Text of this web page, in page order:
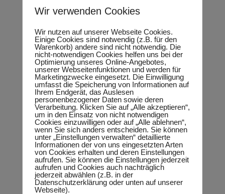
Halle die Interessen des Handwerks vertritt, ist verwundert
über die Äußerungen des wirtschaftspolitischen Sprechers
Widerspruch zwischen langfristiger Wirtschaftsförderung und
Aufträgen für das Handwerk hergestellt. „Ein
wirtschaftspolitischer Sprecher sollte wissen, dass auch
Gebäudesanierungen Investitionen sind und gerade
Bauinvestitionen langfristig positive Auswirkungen z.B. auf
Beschäftigung haben. Das Handwerk hat auch in der Krise
dem Standort Sachsen-Anhalt die Treue gehalten. Es kann
nicht sein, dass es jetzt bewusst von der
Investitionsförderung ausgeschlossen wird“, so Keindorf
abschließend.
Neueste Beiträge
Sondervermögen für die Europachaussee richtige
Entscheidung! 30.04.2026
Halle: Erhöhung der Gewerbesteuer ist falsches Signal
26.03.2026
Wir verwenden Cookies
Wir nutzen auf unserer Webseite Cookies.
Einige Cookies sind notwendig (z.B. für den
Warenkorb) andere sind nicht notwendig. Die
nicht-notwendigen Cookies helfen uns bei der
Optimierung unseres Online-Angebotes,
unserer Webseitenfunktionen und werden für
Marketingzwecke eingesetzt. Die Einwilligung
umfasst die Speicherung von Informationen auf
Ihrem Endgerät, das Auslesen
personenbezogener Daten sowie deren
Verarbeitung. Klicken Sie auf „Alle akzeptieren“,
um in den Einsatz von nicht notwendigen
Cookies einzuwilligen oder auf „Alle ablehnen“,
wenn Sie sich anders entscheiden. Sie können
unter „Einstellungen verwalten“ detaillierte
Informationen der von uns eingesetzten Arten
von Cookies erhalten und deren Einstellungen
aufrufen. Sie können die Einstellungen jederzeit
aufrufen und Cookies auch nachträglich
jederzeit abwählen (z.B. in der
Datenschutzerklärung oder unten auf unserer
Webseite).